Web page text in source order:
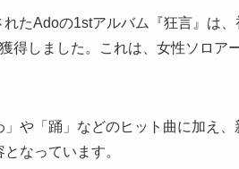
たAdoの1stアルバム『狂言』は
得しました。これは、女性ソロア
や「踊」などのヒット曲に加え
なっています。